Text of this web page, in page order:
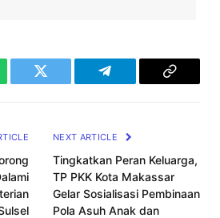
Twitter Telegram
Copy
NEXT ARTICLE
Tingkatkan Peran Keluarga,
TP PKK Kota Makassar
Gelar Sosialisasi Pembinaan
Pola Asuh Anak dan